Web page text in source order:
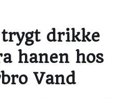
drikke
hanen hos
Vand